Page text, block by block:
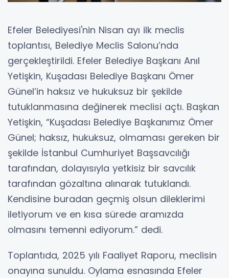
Efeler Belediyesi'nin Nisan ayı ilk meclis
toplantısı, Belediye Meclis Salonu’nda
gerçekleştirildi. Efeler Belediye Başkanı Anıl
Yetişkin, Kuşadası Belediye Başkanı Ömer
Günel’in haksız ve hukuksuz bir şekilde
tutuklanmasına değinerek meclisi açtı. Başkan
Yetişkin, “Kuşadası Belediye Başkanımız Ömer
Günel; haksız, hukuksuz, olmaması gereken bir
şekilde İstanbul Cumhuriyet Başsavcılığı
tarafından, dolayısıyla yetkisiz bir savcılık
tarafından gözaltına alınarak tutuklandı.
Kendisine buradan geçmiş olsun dileklerimi
iletiyorum ve en kısa sürede aramızda
olmasını temenni ediyorum.” dedi.
Toplantıda, 2025 yılı Faaliyet Raporu, meclisin
onayına sunuldu. Oylama esnasında Efeler